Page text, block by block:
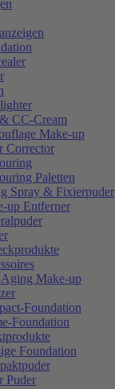
CC-Cream
Make-up
Corrector
Paletten
Spray & Fixierpuder
up Entferner
Make-up
Foundation
Foundation
Foundation
Puder